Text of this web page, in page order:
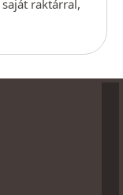
raktárral,